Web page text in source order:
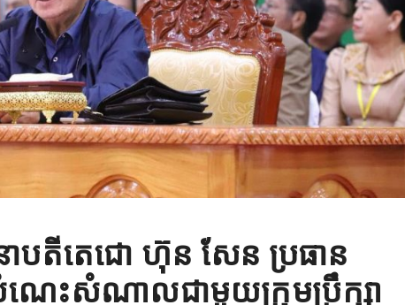
ាបតីតេជោ ហ៊ុន សែន ប្រធាន
ណេះសំណាលជាមួយក្រុមប្រឹក្សា